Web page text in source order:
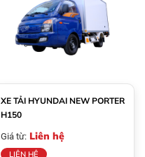
XE TẢI HYUNDAI NEW PORTER
H150
Giá từ: Liên hệ
LIÊN HỆ